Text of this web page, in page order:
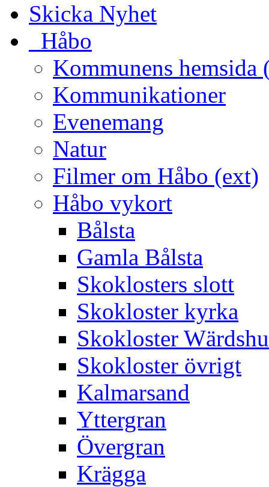
Skicka Nyhet
_Håbo
Kommunens hemsida
Kommunikationer
Evenemang
Natur
Filmer om Håbo (ext)
Håbo vykort
Bålsta
Gamla Bålsta
Skoklosters slott
Skokloster kyrka
Skokloster
Skokloster övrigt
Kalmarsand
Yttergran
Övergran
Krägga